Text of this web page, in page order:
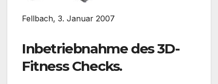
Fellbach, 3. Januar 2007
Inbetriebnahme des 3D-
Fitness Checks.